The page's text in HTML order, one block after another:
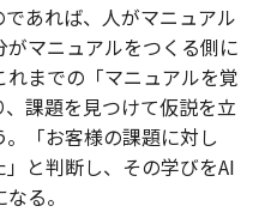
であれば、人がマニュアル
マニュアルをつくる側に
までの「マニュアルを覚
課題を見つけて仮説を立
「お客様の課題に対し
と判断し、その学びをAI
る。